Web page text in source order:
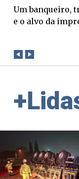
O Boato corre
verdade. Mas